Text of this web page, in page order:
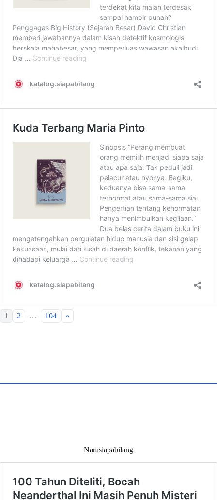
1 2 … 104 »
Narasiapabilang